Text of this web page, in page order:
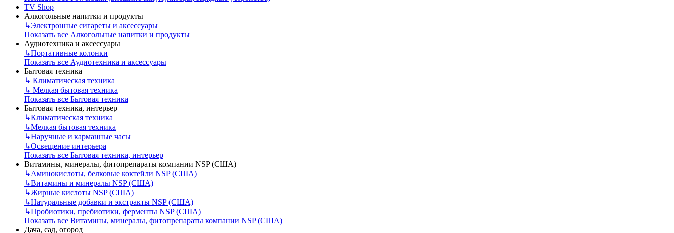
TV Shop
Алкогольные напитки и продукты
↳Электронные сигареты и аксессуары
Показать все Алкогольные напитки и продукты
Аудиотехника и аксессуары
↳Портативные колонки
Показать все Аудиотехника и аксессуары
Бытовая техника
↳ Климатическая техника
↳ Мелкая бытовая техника
Показать все Бытовая техника
Бытовая техника, интерьер
↳Климатическая техника
↳Мелкая бытовая техника
↳Наручные и карманные часы
↳Освещение интерьера
Показать все Бытовая техника, интерьер
Витамины, минералы, фитопрепараты компании NSP (США)
↳Аминокислоты, белковые коктейли NSP (США)
↳Витамины и минералы NSP (США)
↳Жирные кислоты NSP (США)
↳Натуральные добавки и экстракты NSP (США)
↳Пробиотики, пребиотики, ферменты NSP (США)
Показать все Витамины, минералы, фитопрепараты компании NSP (США)
Дача, сад, огород